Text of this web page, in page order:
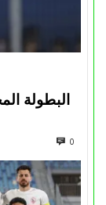
البطولة
0